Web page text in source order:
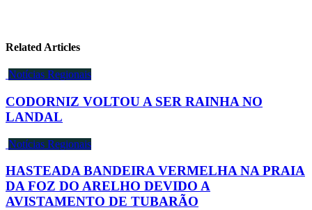
Related Articles
Notícias Regionais
CODORNIZ VOLTOU A SER RAINHA NO
LANDAL
Notícias Regionais
HASTEADA BANDEIRA VERMELHA NA PRAIA
DA FOZ DO ARELHO DEVIDO A
AVISTAMENTO DE TUBARÃO